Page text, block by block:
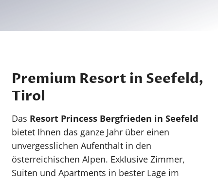
Premium Resort in Seefeld,
Tirol
Das Resort Princess Bergfrieden in Seefeld
bietet Ihnen das ganze Jahr über einen
unvergesslichen Aufenthalt in den
österreichischen Alpen. Exklusive Zimmer,
Suiten und Apartments in bester Lage im